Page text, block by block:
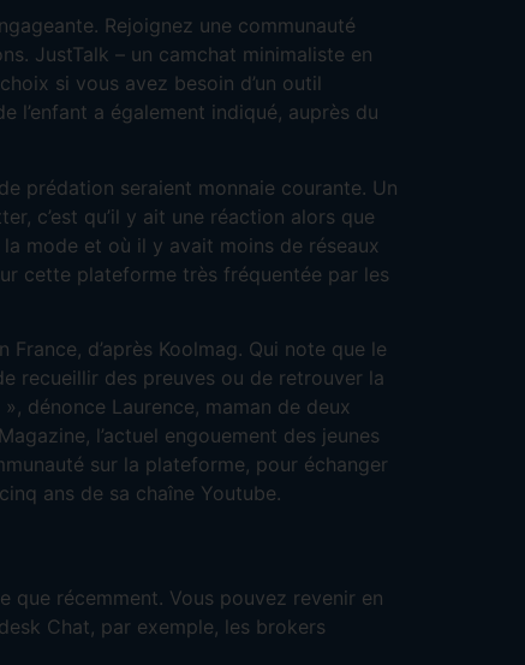
Rejoignez une communauté
JustTalk – un camchat minimaliste en
si vous avez besoin d’un outil
l’enfant a également indiqué, auprès du
prédation seraient monnaie courante. Un
c’est qu’il y ait une réaction alors que
mode et où il y avait moins de réseaux
cette plateforme très fréquentée par les
d’après Koolmag. Qui note que le
recueillir des preuves ou de retrouver la
dénonce Laurence, maman de deux
l’actuel engouement des jeunes
sur la plateforme, pour échanger
ans de sa chaîne Youtube.
que récemment. Vous pouvez revenir en
Chat, par exemple, les brokers